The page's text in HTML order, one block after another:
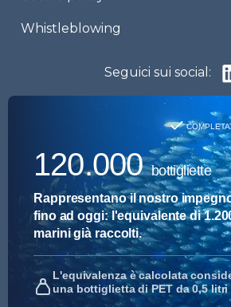
Whistleblowing
Seguici sui social: